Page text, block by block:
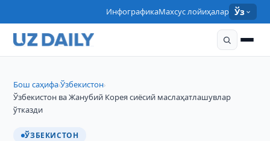
ИнфографикаМахсус лойиҳалар Ўз
Бош саҳифа›Ўзбекистон›
Ўзбекистон ва Жанубий Корея сиёсий маслаҳатлашувлар
ўтказди
ЎЗБЕКИСТОН